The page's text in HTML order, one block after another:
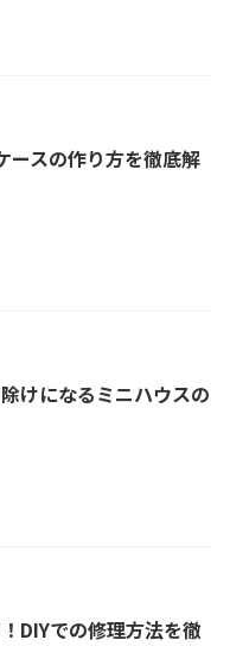
ースの作り方を徹底解
けになるミニハウスの
DIYでの修理方法を徹